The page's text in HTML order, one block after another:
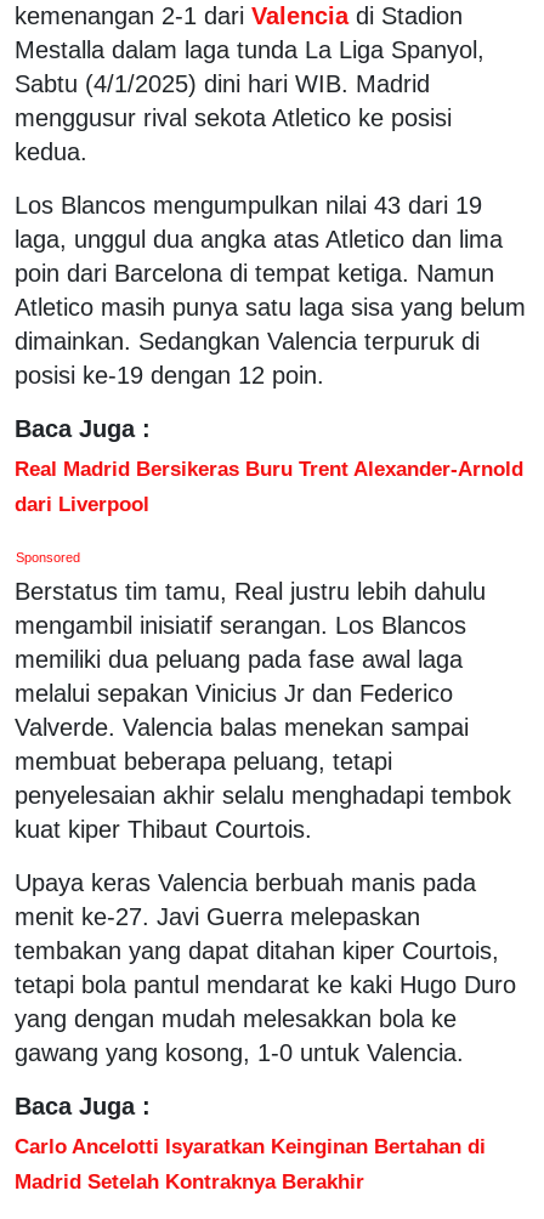
kemenangan 2-1 dari Valencia di Stadion
Mestalla dalam laga tunda La Liga Spanyol,
Sabtu (4/1/2025) dini hari WIB. Madrid
menggusur rival sekota Atletico ke posisi
kedua.
Los Blancos mengumpulkan nilai 43 dari 19
laga, unggul dua angka atas Atletico dan lima
poin dari Barcelona di tempat ketiga. Namun
Atletico masih punya satu laga sisa yang belum
dimainkan. Sedangkan Valencia terpuruk di
posisi ke-19 dengan 12 poin.
Baca Juga :
Real Madrid Bersikeras Buru Trent Alexander-Arnold
dari Liverpool
Sponsored
Berstatus tim tamu, Real justru lebih dahulu
mengambil inisiatif serangan. Los Blancos
memiliki dua peluang pada fase awal laga
melalui sepakan Vinicius Jr dan Federico
Valverde. Valencia balas menekan sampai
membuat beberapa peluang, tetapi
penyelesaian akhir selalu menghadapi tembok
kuat kiper Thibaut Courtois.
Upaya keras Valencia berbuah manis pada
menit ke-27. Javi Guerra melepaskan
tembakan yang dapat ditahan kiper Courtois,
tetapi bola pantul mendarat ke kaki Hugo Duro
yang dengan mudah melesakkan bola ke
gawang yang kosong, 1-0 untuk Valencia.
Baca Juga :
Carlo Ancelotti Isyaratkan Keinginan Bertahan di
Madrid Setelah Kontraknya Berakhir